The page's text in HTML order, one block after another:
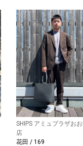
SHIPS アミュプラザお
店
花田 / 169